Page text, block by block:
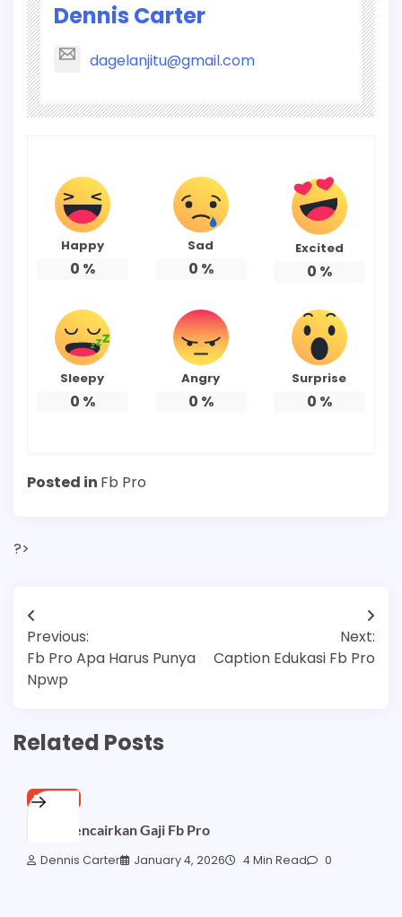
Dennis Carter
dagelanjitu@gmail.com
Happy
0 %
Sad
0 %
Excited
0 %
Sleepy
0 %
Angry
0 %
Surprise
0 %
Posted in Fb Pro
?>
Post
navigation
Previous:
Fb Pro Apa Harus Punya
Npwp
Next:
Caption Edukasi Fb Pro
Related Posts
FB PRO
Cara Mencairkan Gaji Fb Pro
Dennis Carter January 4, 2026 4 Min Read 0